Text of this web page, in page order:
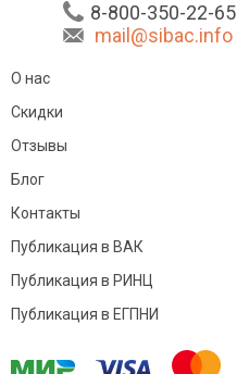
8-800-350-22-65
mail@sibac.info
О нас
Скидки
Отзывы
Блог
Контакты
Публикация в ВАК
Публикация в РИНЦ
Публикация в ЕГПНИ